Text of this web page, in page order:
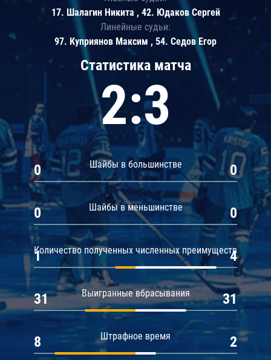
Статистика матча
2:3
Шайбы в большинстве
0 0
Шайбы в меньшинстве
0 0
Количество полученных численных преимуществ
1 4
Выигранные вбрасывания
31 31
Штрафное время
8 2
17. Шалагин Никита , 42. Юдаков Сергей
Линейные судьи:
97. Куприянов Максим , 54. Седов Егор